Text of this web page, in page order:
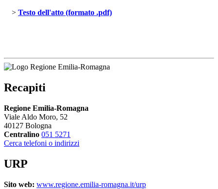
> Testo dell'atto (formato .pdf)
Recapiti
Regione Emilia-Romagna
Viale Aldo Moro, 52
40127 Bologna
Centralino 051 5271
Cerca telefoni o indirizzi
URP
Sito web: www.regione.emilia-romagna.it/urp